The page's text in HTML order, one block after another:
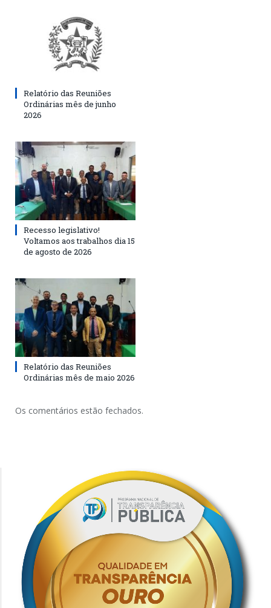
Relatório das Reuniões
Ordinárias mês de junho
2026
Recesso legislativo!
Voltamos aos trabalhos dia 15
de agosto de 2026
Relatório das Reuniões
Ordinárias mês de maio 2026
Os comentários estão fechados.